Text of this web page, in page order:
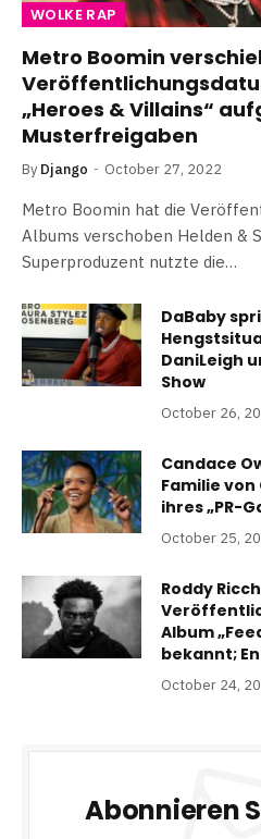
WOLKE RAP
Metro Boomin
„Heroes & Villains“
Musterfreigaben
By Django October 27, 2022
Metro Boomin hat die
Albums verschoben Helden &
Superproduzent nutzte die…
DaBaby
DaniLeigh
Show
October 26,
Candace
Familie von
ihres „PR-
October 25,
Roddy
Album
bekannt;
October 24,
Abonnieren